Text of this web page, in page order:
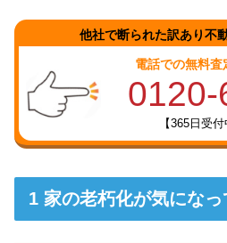
他社で断られた訳あり不
電話での無料
0120-
【365日受
家の老朽化が気になっ